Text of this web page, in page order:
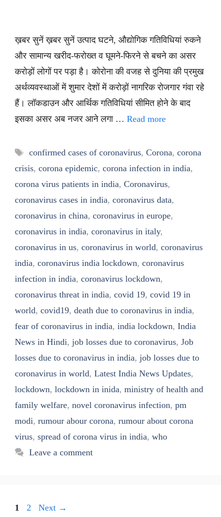
ख़बर सुनें ख़बर सुनें उत्पाद घटने, औद्योगिक गतिविधियां रुकने
और सामान्य खरीद-फरोख्त व घूमने-फिरने से बचने का असर
करोड़ों लोगों पर पड़ा है। कोरोना की वजह से दुनिया की प्रमुख
अर्थव्यवस्थाओं में शुमार देशों में करोड़ों नागरिक रोजगार गंवा रहे
हैं। लॉकडाउन और आर्थिक गतिविधियां सीमित होने के बाद
इसका असर अब नजर आने लगा … Read more
Tags
confirmed cases of coronavirus, Corona, corona
crisis, corona epidemic, corona infection in india,
corona virus patients in india, Coronavirus,
coronavirus cases in india, coronavirus data,
coronavirus in china, coronavirus in europe,
coronavirus in india, coronavirus in italy,
coronavirus in us, coronavirus in world, coronavirus
india, coronavirus india lockdown, coronavirus
infection in india, coronavirus lockdown,
coronavirus threat in india, covid 19, covid 19 in
world, covid19, death due to coronavirus in india,
fear of coronavirus in india, india lockdown, India
News in Hindi, job losses due to coronavirus, Job
losses due to coronavirus in india, job losses due to
coronavirus in world, Latest India News Updates,
lockdown, lockdown in inida, ministry of health and
family welfare, novel coronavirus infection, pm
modi, rumour abour corona, rumour about corona
virus, spread of corona virus in india, who
Leave a comment
Page
1 Page
2 Next →